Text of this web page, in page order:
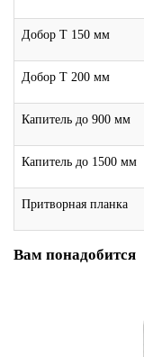
Добор Т 150 мм
Добор Т 200 мм
Капитель до 900 мм
Капитель до 1500 мм
Притворная планка
Вам понадобится